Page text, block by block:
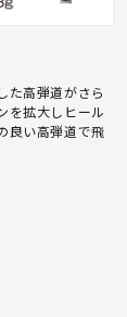
た高弾道がさら
を拡大しヒール
良い高弾道で飛